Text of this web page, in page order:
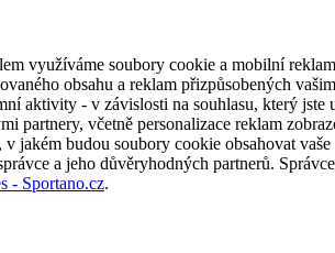
využíváme soubory cookie a mobilní
obsahu a reklam přizpůsobených
aktivity - v závislosti na souhlasu, který
včetně personalizace reklam
jakém budou soubory cookie obsahovat
a jeho důvěryhodných partnerů.
- Sportano.cz.